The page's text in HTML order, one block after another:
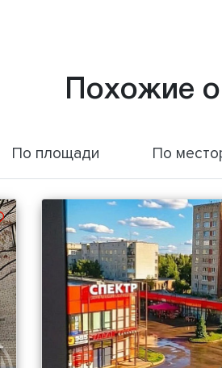
Похожие
По площади По